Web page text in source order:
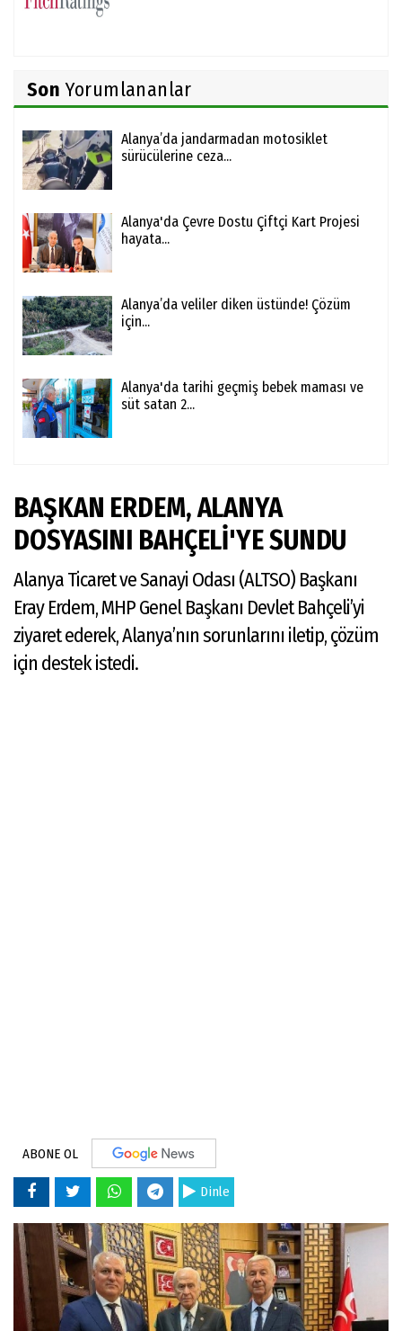
Son Yorumlananlar
Alanya’da jandarmadan motosiklet
sürücülerine ceza...
Alanya'da Çevre Dostu Çiftçi Kart Projesi
hayata...
Alanya’da veliler diken üstünde! Çözüm
için...
Alanya'da tarihi geçmiş bebek maması ve
süt satan 2...
BAŞKAN ERDEM, ALANYA
DOSYASINI BAHÇELİ'YE SUNDU
Alanya Ticaret ve Sanayi Odası (ALTSO) Başkanı
Eray Erdem, MHP Genel Başkanı Devlet Bahçeli’yi
ziyaret ederek, Alanya’nın sorunlarını iletip, çözüm
için destek istedi.
ABONE OL
Dinle